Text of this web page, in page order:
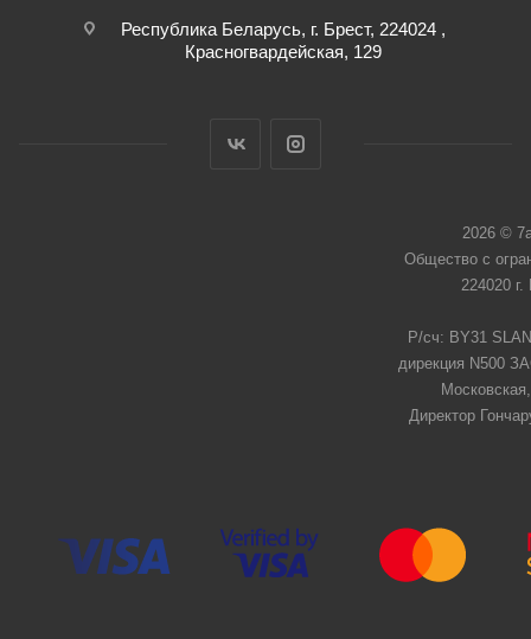
Республика Беларусь, г. Брест, 224024 ,
Красногвардейская, 129
2026 ©
Общество с
224020
Р/сч: BY31
дирекция N500
Директор